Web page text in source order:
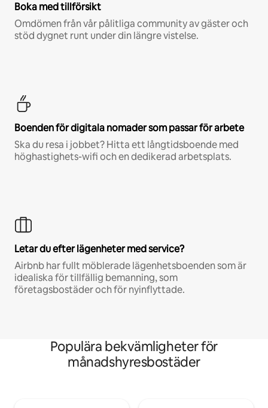
Boka med tillförsikt
Omdömen från vår pålitliga community av gäster och
stöd dygnet runt under din längre vistelse.
Boenden för digitala nomader som passar för arbete
Ska du resa i jobbet? Hitta ett långtidsboende med
höghastighets-wifi och en dedikerad arbetsplats.
Letar du efter lägenheter med service?
Airbnb har fullt möblerade lägenhetsboenden som är
idealiska för tillfällig bemanning, som
företagsbostäder och för nyinflyttade.
Populära bekvämligheter för
månadshyresbostäder